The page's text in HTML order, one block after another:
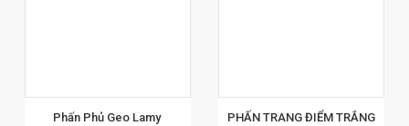
Phấn Phủ Geo Lamy
PHẤN TRANG ĐIỂM TRẮNG